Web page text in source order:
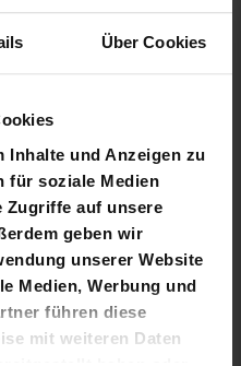
Über Cookies
Inhalte und Anzeigen zu
für soziale Medien
Zugriffe auf unsere
geben wir
unserer Website
Medien, Werbung und
führen diese
mit weiteren Daten
für DREI60-